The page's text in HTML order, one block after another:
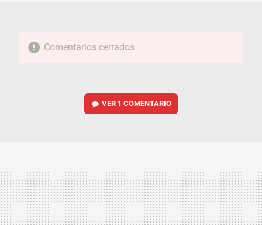
Comentarios cerrados
VER 1 COMENTARIO